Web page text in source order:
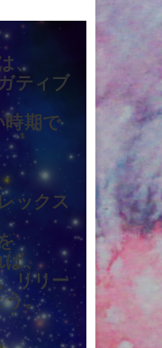
、
ティブ
時期で
ックス
ば、
リリー
う。